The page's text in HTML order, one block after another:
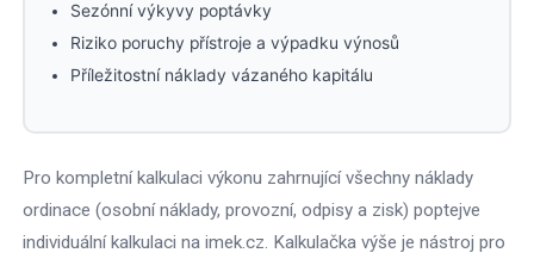
Sezónní výkyvy poptávky
Riziko poruchy přístroje a výpadku výnosů
Příležitostní náklady vázaného kapitálu
Pro kompletní kalkulaci výkonu zahrnující všechny náklady
ordinace (osobní náklady, provozní, odpisy a zisk) poptejve
individuální kalkulaci na imek.cz. Kalkulačka výše je nástroj pro